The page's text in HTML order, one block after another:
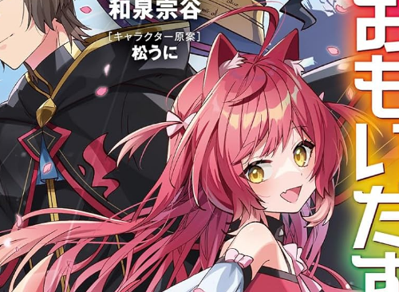
PREMIUM SERVICE
ทีวีออนไลน์
แนะนำรายการทีวี
อนิเมะ
ตารางออกอากาศอนิเมะ (คืนนี้)
ตารางออกอากาศอนิเมะ